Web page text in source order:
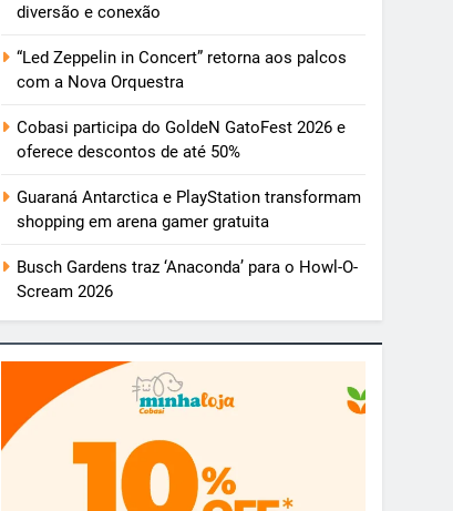
diversão e conexão
“Led Zeppelin in Concert” retorna aos palcos
com a Nova Orquestra
Cobasi participa do GoldeN GatoFest 2026 e
oferece descontos de até 50%
Guaraná Antarctica e PlayStation transformam
shopping em arena gamer gratuita
Busch Gardens traz ‘Anaconda’ para o Howl-O-
Scream 2026